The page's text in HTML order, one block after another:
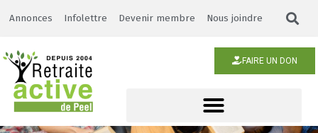
Annonces Infolettre Devenir membre Nous joindre
FAIRE UN DON